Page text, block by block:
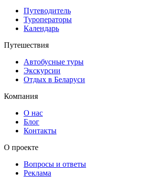
Путеводитель
Туроператоры
Календарь
Путешествия
Автобусные туры
Экскурсии
Отдых в Беларуси
Компания
О нас
Блог
Контакты
О проекте
Вопросы и ответы
Реклама